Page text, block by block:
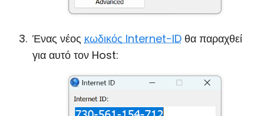
Ένας νέος κωδικός Internet-ID θα παραχθεί
για αυτό τον Host: